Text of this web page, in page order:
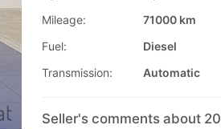
Mileage:
71000 km
Fuel:
Diesel
Transmission:
Automatic
Seller's comments about